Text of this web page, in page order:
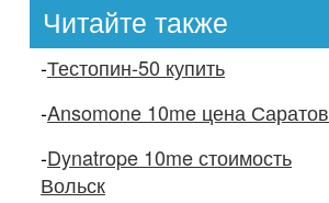
Читайте также
-Тестопин-50 купить
-Ansomone 10me цена Саратов
-Dynatrope 10me стоимость
Вольск